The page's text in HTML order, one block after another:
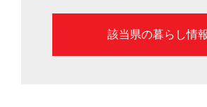
該当県の暮らし情報